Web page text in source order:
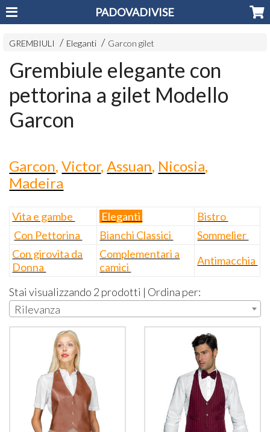
PADOVADIVISE
GREMBIULI Eleganti Garcon gilet
Grembiule elegante con
pettorina a gilet Modello
Garcon
Garcon,Victor,Assuan, Nicosia,
Madeira
Vita e gambe Eleganti
Bistro
Con Pettorina
Bianchi Classici
Sommelier
Con girovita da
Donna
Complementari a
camici
Antimacchia
Stai visualizzando 2 prodotti | Ordina per:
Rilevanza